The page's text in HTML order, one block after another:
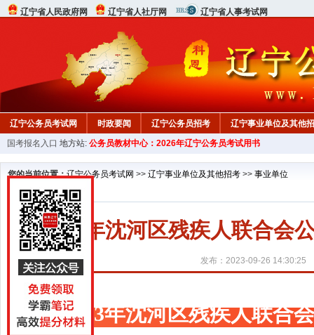
辽宁省人民政府网 辽宁省人社厅网 辽宁省人事考试网
辽宁公务员考试网 时政要闻 辽宁公务员招考 辽宁事业单位及其他
在线咨询 教材中心
国考报名入口 地方站: 公务员教材中心：2026年辽宁公务员考试用书
您的当前位置：辽宁公务员考试网 >> 辽宁事业单位及其他招考 >> 事业单位
2023年沈河区残疾人联合会
发布：2023-09-26 14:30:25
2023年沈河区残疾人联合